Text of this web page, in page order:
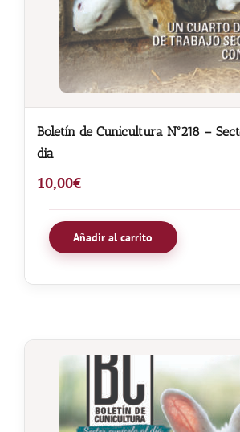
Boletín de Cunicultura Nº218 –
dia
10,00€
Añadir al carrito